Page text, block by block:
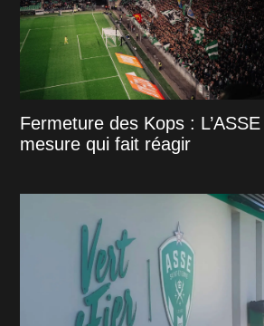
Fermeture des Kops :
mesure qui fait réagir